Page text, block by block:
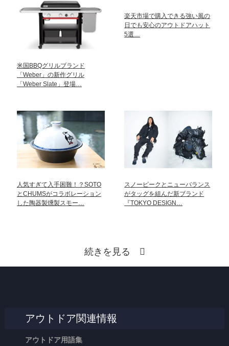
米国BBQグリルブランド
「Weber」の新作グリル
「Weber Slate」登場…
楽天市場で購入できる強い風の
日でも安心のアウトドアハット
5選…
人気すぎて入手困難！？SOTO
とCHUMSがコラボレーション
した陶器製燻製スモー…
スノーピークとニューバランス
がタッグを組んだ新ブランド
『TOKYO DESIGN…
続きを見る
アウトドア関連情報
アウトドア用語集